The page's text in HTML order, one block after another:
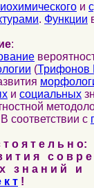
и
. Функции
:
(Трифонов
и социальных
соответствии с
о я т е л ь н о:
и т и я с о в р
з н а н и й и
к т !